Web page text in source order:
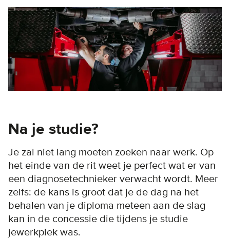
Na je studie?
Je zal niet lang moeten zoeken naar werk. Op
het einde van de rit weet je perfect wat er van
een diagnosetechnieker verwacht wordt. Meer
zelfs: de kans is groot dat je de dag na het
behalen van je diploma meteen aan de slag
kan in de concessie die tijdens je studie
jewerkplek was.